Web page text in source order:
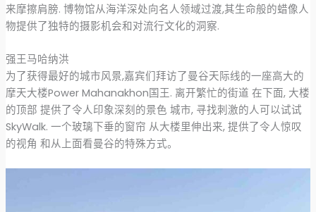
来摩擦肩膀. 博物馆从海洋深处向名人领域过渡,其生命般的蜡像人
物提供了独特的摄影机会和对流行文化的洞察.
强王马哈纳洪
为了获得最好的城市风景,嘉宾们拜访了曼谷天际线的一座高大的
摩天大楼Power Mahanakhon国王. 离开繁忙的街道 在下面, 大楼
的顶部 提供了令人印象深刻的景色 城市, 寻找刺激的人可以试试
SkyWalk. 一个玻璃下垂的窗帘 从大楼里伸出来, 提供了令人惊叹
的视角 和从上面看曼谷的特殊方式。